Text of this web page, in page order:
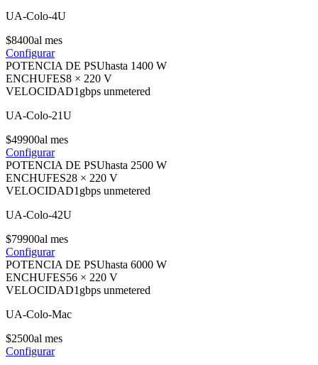
UA-Colo-4U
$8400al mes
Configurar
POTENCIA DE PSUhasta 1400 W
ENCHUFES8 × 220 V
VELOCIDAD1gbps unmetered
UA-Colo-21U
$49900al mes
Configurar
POTENCIA DE PSUhasta 2500 W
ENCHUFES28 × 220 V
VELOCIDAD1gbps unmetered
UA-Colo-42U
$79900al mes
Configurar
POTENCIA DE PSUhasta 6000 W
ENCHUFES56 × 220 V
VELOCIDAD1gbps unmetered
UA-Colo-Mac
$2500al mes
Configurar